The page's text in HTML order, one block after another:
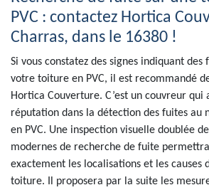
PVC : contactez Hortica
Charras, dans le 16380 !
Si vous constatez des signes indiquant des
votre toiture en PVC, il est recommandé
Hortica Couverture. C’est un couvreur qui
réputation dans la détection des fuites au
en PVC. Une inspection visuelle doublée
modernes de recherche de fuite
exactement les localisations et les causes
toiture. Il proposera par la suite les